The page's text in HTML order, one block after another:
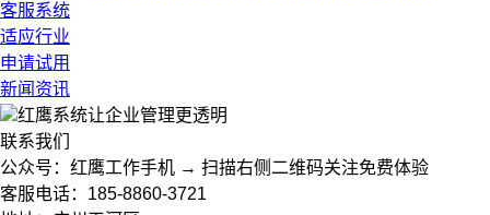
客服系统
适应行业
申请试用
新闻资讯
红鹰系统让企业管理更透明
联系我们
公众号：红鹰工作手机 → 扫描右侧二维码关注免费体验
客服电话：185-8860-3721